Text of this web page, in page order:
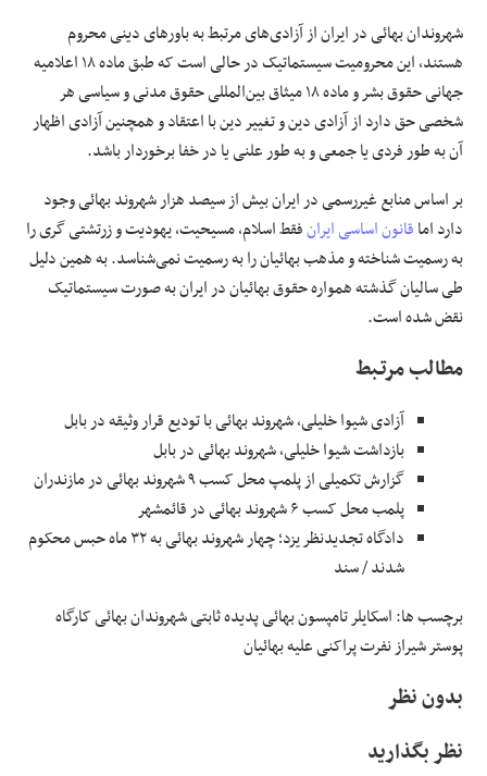
شهروندان بهائی در ایران از آزادی‌های مرتبط به باورهای دینی محروم
هستند، این محرومیت سیستماتیک در حالی است که طبق ماده ۱۸ اعلامیه
جهانی حقوق بشر و ماده ۱۸ میثاق بین‌المللی حقوق مدنی و سیاسی هر
شخصی حق دارد از آزادی دین و تغییر دین با اعتقاد و همچنین آزادی اظهار
آن به طور فردی یا جمعی و به طور علنی یا در خفا برخوردار باشد.
بر اساس منابع غیررسمی در ایران بیش از سیصد هزار شهروند بهائی وجود
دارد اماقانون اساسی ایرانفقط اسلام، مسیحیت، یهودیت و زرتشتی گری را
به رسمیت شناخته و مذهب بهائیان را به رسمیت نمی‌شناسد. به همین دلیل
طی سالیان گذشته همواره حقوق بهائیان در ایران به صورت سیستماتیک
نقض شده است.
مطالب مرتـبط
آزادی شیوا خلیلی، شهروند بهائی با تودیع قرار وثیقه در بابل
بازداشت شیوا خلیلی، شهروند بهائی در بابل
گزارش تکمیلی از پلمپ محل کسب ۹ شهروند بهائی در مازندران
پلمب محل کسب ۶ شهروند بهائی در قائمشهر
دادگاه تجدیدنظر یزد؛ چهار شهروند بهائی به ۳۲ ماه حبس محکوم
شدند / سند
برچسب ها: اسکایلر تامپسون بهائی پدیده ثابتی شهروندان بهائی کارگاه
پوستر شیراز نفرت پراکنی علیه بهائیان
بدون نظر
نظر بگذارید